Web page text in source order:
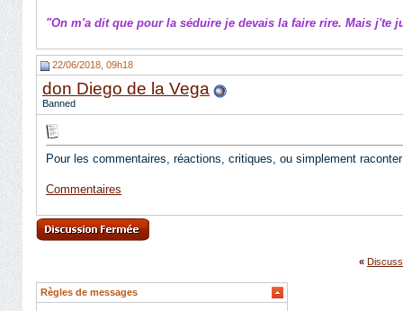
"On m'a dit que pour la séduire je devais la faire rire. Mais
22/06/2018, 09h18
don Diego de la Vega
Banned
Pour les commentaires, réactions, critiques, ou simplement
Commentaires
«
Règles de messages